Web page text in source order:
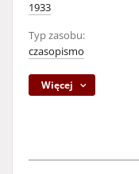
1933
Typ zasobu:
czasopismo
Więcej